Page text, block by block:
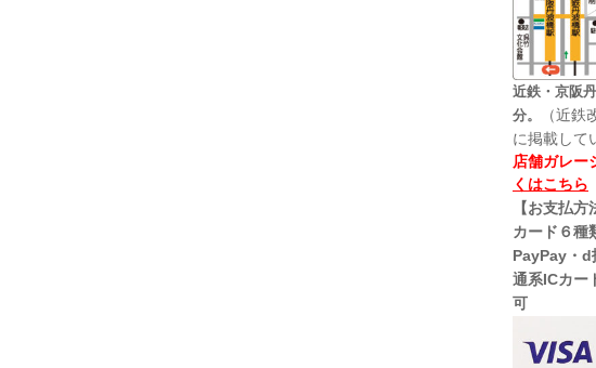
近鉄・京阪
分。
（近鉄
に掲載して
店舗ガレー
くはこちら
【お支払
カード６種
PayPay・d
通系ICカー
可